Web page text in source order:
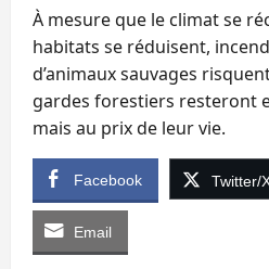
À mesure que le climat se
habitats se réduisent,
d’animaux sauvages
gardes forestiers resteront
mais au prix de leur vie.
Facebook Twitter/
Email